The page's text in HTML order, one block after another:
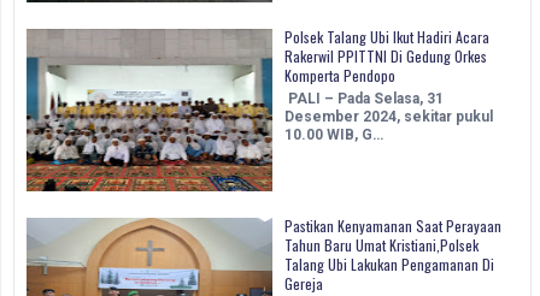
Polsek Talang Ubi Ikut Hadiri Acara
Rakerwil PPITTNI Di Gedung Orkes
Komperta Pendopo
PALI – Pada Selasa, 31
Desember 2024, sekitar pukul
10.00 WIB, G…
Pastikan Kenyamanan Saat Perayaan
Tahun Baru Umat Kristiani,Polsek
Talang Ubi Lakukan Pengamanan Di
Gereja